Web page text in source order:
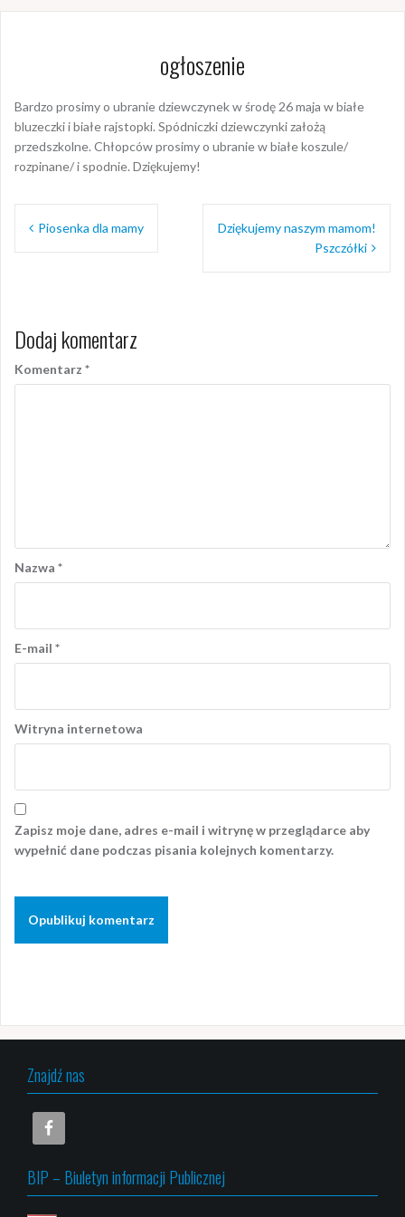
ogłoszenie
Bardzo prosimy o ubranie dziewczynek w środę 26 maja w białe
bluzeczki i białe rajstopki. Spódniczki dziewczynki założą
przedszkolne. Chłopców prosimy o ubranie w białe koszule/
rozpinane/ i spodnie. Dziękujemy!
Nawigacja
Piosenka dla mamy
Dziękujemy naszym mamom!
Pszczółki
Dodaj komentarz
Komentarz *
Nazwa *
E-mail *
Witryna internetowa
Zapisz moje dane, adres e-mail i witrynę w przeglądarce aby
wypełnić dane podczas pisania kolejnych komentarzy.
Znajdź nas
BIP – Biuletyn informacji Publicznej